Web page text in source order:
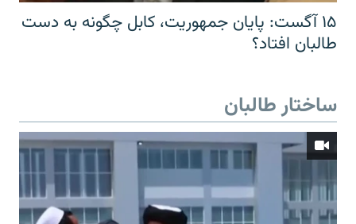
۱۵ آگست: پایان جمهوریت، کابل چگونه به دست
طالبان افتاد؟
ساختار طالبان